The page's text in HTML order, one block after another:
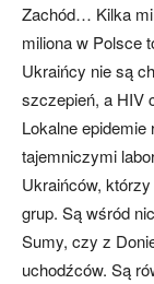
Zachód… Kilka
miliona w Polsce
Ukraińcy nie są
szczepień, a HIV
Lokalne
tajemniczymi
Ukraińców,
grup. Są wśród
Sumy, czy z
uchodźców. Są